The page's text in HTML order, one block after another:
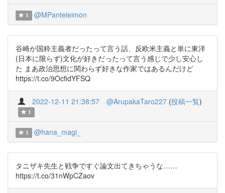
1 @MPanteleimon
谷崎が国粋主義者だったって言う話、反欧米主義と単に東洋
(日本に限らず)文化が好きだったって言う感じで少し安心し
た まあ政治思想に関わらず好きな作家ではあるんだけど
https://t.co/9OcfidYFSQ
2022-12-11 21:38:57 @ArupakaTaro227 (投稿一覧)
1
1 @hana_magi_
タニザキ先生と戦争ですぐ論文出てきちゃうな……
https://t.co/31nWpCZaov